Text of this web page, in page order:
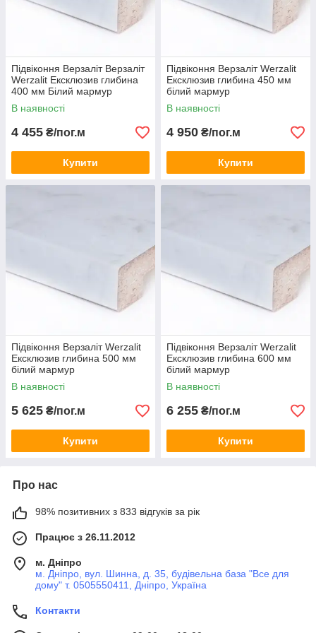
Підвіконня Верзаліт Верзаліт
Werzalit Ексклюзив глибина
400 мм Білий мармур
В наявності
4 455 ₴/пог.м
Купити
Підвіконня Верзаліт Werzalit
Ексклюзив глибина 450 мм
білий мармур
В наявності
4 950 ₴/пог.м
Купити
Підвіконня Верзаліт Werzalit
Ексклюзив глибина 500 мм
білий мармур
В наявності
5 625 ₴/пог.м
Купити
Підвіконня Верзаліт Werzalit
Ексклюзив глибина 600 мм
білий мармур
В наявності
6 255 ₴/пог.м
Купити
Про нас
98% позитивних з 833 відгуків за рік
Працює з 26.11.2012
м. Дніпро
м. Дніпро, вул. Шинна, д. 35, будівельна база "Все для
дому" т. 0505550411, Дніпро, Україна
Контакти